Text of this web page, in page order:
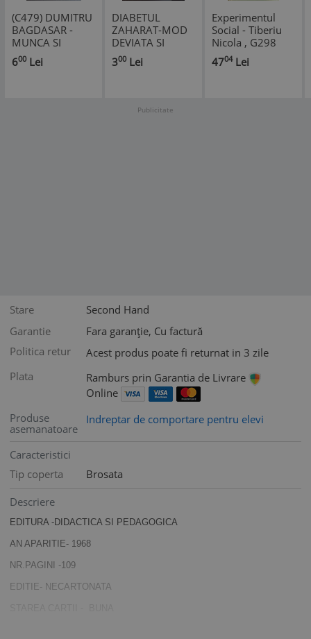
(C479) DUMITRU
BAGDASAR -
MUNCA SI
CARACTER
600 Lei
DIABETUL
ZAHARAT-MOD
DEVIATA SI
TRATAMENT
300 Lei
Experimentul
Social - Tiberiu
Nicola , G298
4704Lei
Publicitate
Stare
Second Hand
Garantie
Fara garanție, Cu factură
Politica retur
Acest produs poate fi returnat in 3 zile
Plata
Ramburs prin Garantia de Livrare
Online
Produse
asemanatoare
Indreptar de comportare pentru elevi
Caracteristici
Tip coperta
Brosata
Descriere
EDITURA -DIDACTICA SI PEDAGOGICA
AN APARITIE- 1968
NR.PAGINI -109
EDITIE- NECARTONATA